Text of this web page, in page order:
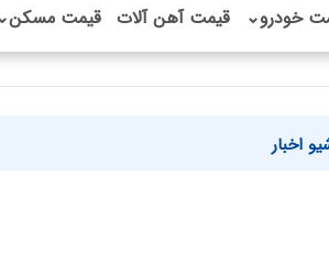
خودرو⌄ قیمت آهن آلات قیمت مسکن
اخبار